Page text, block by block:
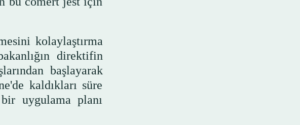
kolaylaştırma
direktifin
başlayarak
kaldıkları süre
uygulama planı